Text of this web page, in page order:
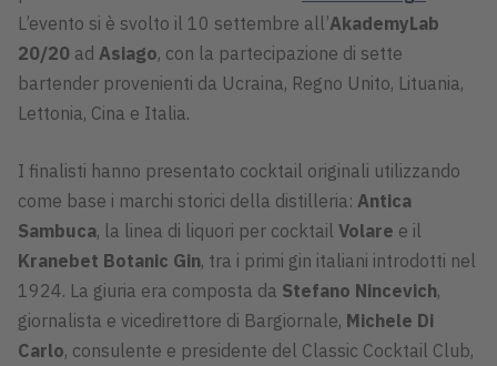
L’evento si è svolto il 10 settembre all’AkademyLab
20/20 ad Asiago, con la partecipazione di sette
bartender provenienti da Ucraina, Regno Unito, Lituania,
Lettonia, Cina e Italia.
I finalisti hanno presentato cocktail originali utilizzando
come base i marchi storici della distilleria: Antica
Sambuca, la linea di liquori per cocktail Volare e il
Kranebet Botanic Gin, tra i primi gin italiani introdotti nel
1924. La giuria era composta da Stefano Nincevich,
giornalista e vicedirettore di Bargiornale, Michele Di
Carlo, consulente e presidente del Classic Cocktail Club,